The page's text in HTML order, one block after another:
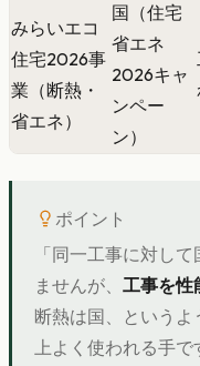
みらいエコ
住宅2026事
業（断熱・
省エネ）
国（住宅
省エネ
2026キャ
ンペー
ン）
ポイント
「同一工事に対し
ませんが、 工事を性
断熱は国、というよ
上よく使われる手で